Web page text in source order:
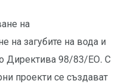
на
на загубите на вода и
Директива 98/83/ЕО. С
проекти се създават